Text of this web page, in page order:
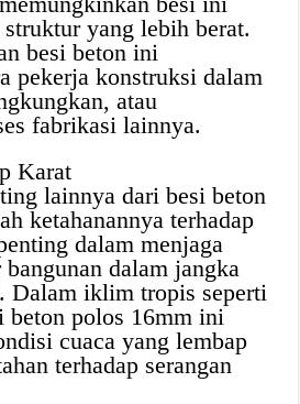
yang lebih berat.
besi beton ini
pekerja konstruksi dalam
atau
fabrikasi lainnya.
Karat
lainnya dari besi beton
ketahanannya terhadap
dalam menjaga
dalam jangka
Dalam iklim tropis seperti
beton polos 16mm ini
cuaca yang lembap
terhadap serangan